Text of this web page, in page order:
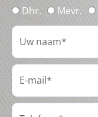
Dhr. Mevr.